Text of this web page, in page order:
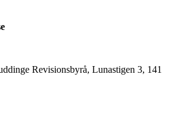
Revisionsbyrå, Lunastigen 3, 141